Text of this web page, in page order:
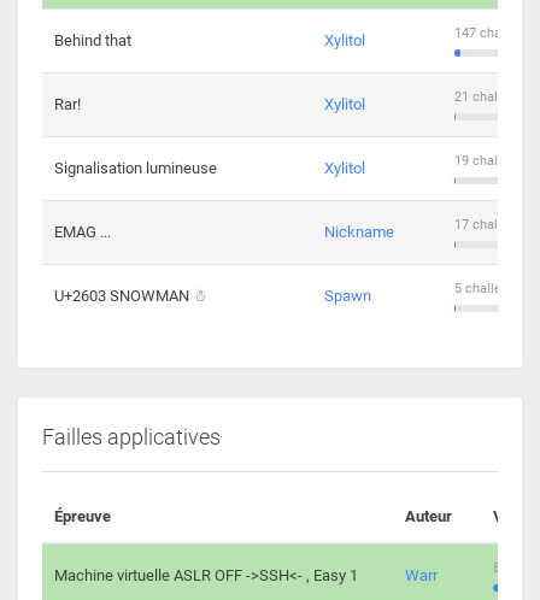
Behind that Xylitol 147
Rar! Xylitol 21
Signalisation lumineuse Xylitol 19
EMAG ... Nickname 17
U+2603 SNOWMAN ☃ Spawn 5 challengers
Failles applicatives
Épreuve Auteur
Machine virtuelle ASLR OFF ->SSH<- , Easy 1 Warr 801